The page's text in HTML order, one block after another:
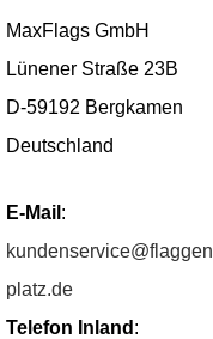
MaxFlags GmbH
Lünener Straße 23B
D-59192 Bergkamen
Deutschland
E-Mail :
kundenservice@flaggen
platz.de
Telefon Inland :